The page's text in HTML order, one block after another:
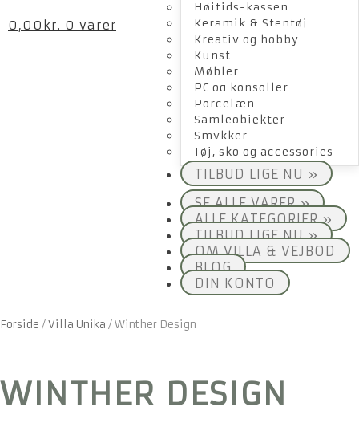
0,00 kr. 0 varer
Højtids-kassen
Keramik & Stentøj
Kreativ og hobby
Kunst
Møbler
PC og konsoller
Porcelæn
Samleobjekter
Smykker
Tøj, sko og accessories
TILBUD LIGE NU »
SE ALLE VARER »
ALLE KATEGORIER »
TILBUD LIGE NU »
OM VILLA & VEJBOD
BLOG
DIN KONTO
Forside /Villa Unika /Winther Design
WINTHER DESIGN